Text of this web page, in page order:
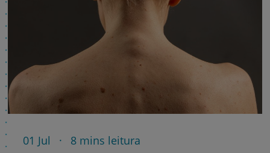
01 Jul 8 mins leitura